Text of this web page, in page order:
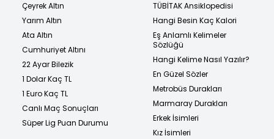
Çeyrek Altın
Yarım Altın
Ata Altın
Cumhuriyet Altını
22 Ayar Bilezik
1 Dolar Kaç TL
1 Euro Kaç TL
Canlı Maç Sonuçları
Süper Lig Puan Durumu
TÜBİTAK Ansiklopedisi
Hangi Besin Kaç Kalori
Eş Anlamlı Kelimeler
Sözlüğü
Hangi Kelime Nasıl Yazılır?
En Güzel Sözler
Metrobüs Durakları
Marmaray Durakları
Erkek İsimleri
Kız İsimleri